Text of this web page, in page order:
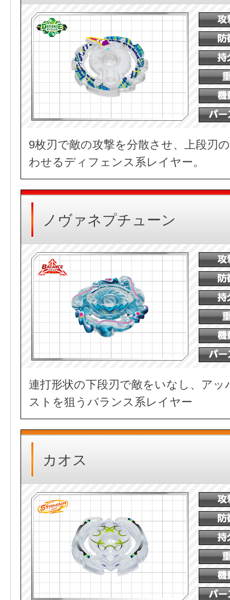
9枚刃で敵の攻撃を分散させ、上段刃
わせるディフェンス系レイヤー。
ノヴァネプチューン
連打形状の下段刃で敵をいなし、アッ
ストを狙うバランス系レイヤー
カオス